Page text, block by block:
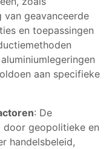
geavanceerde
en toepassingen
aan specifieke
: De
geopolitieke en
handelsbeleid,